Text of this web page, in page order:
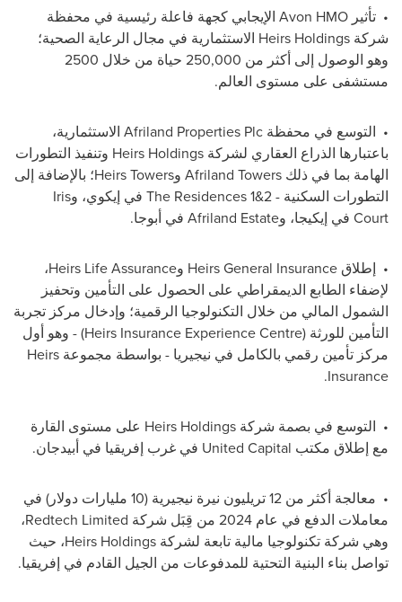
• تأثير Avon HMO الإيجابي كجهة فاعلة رئيسية في محفظة
شركة Heirs Holdings الاستثمارية في مجال الرعاية الصحية؛
وهو الوصول إلى أكثر من 250,000 حياة من خلال 2500
مستشفى على مستوى العالم.
• التوسع في محفظة Afriland Properties Plc الاستثمارية،
باعتبارها الذراع العقاري لشركة Heirs Holdings وتنفيذ التطورات
الهامة بما في ذلك Afriland Towers وHeirs Towers؛ بالإضافة إلى
التطورات السكنية -The Residences 1&2 في إيكوي، وIris
Court في إيكيجا، وAfriland Estate في أبوجا.
• إطلاقHeirs General Insurance وHeirs Life Assurance،
لإضفاء الطابع الديمقراطي على الحصول على التأمين وتحفيز
الشمول المالي من خلال التكنولوجيا الرقمية؛ وإدخال مركز تجربة
التأمين للورثة (Heirs Insurance Experience Centre) - وهو أول
مركز تأمين رقمي بالكامل في نيجيريا - بواسطة مجموعة Heirs
Insurance
.
• التوسع في بصمة شركة Heirs Holdings على مستوى القارة
مع إطلاق مكتب United Capital في غرب إفريقيا في أبيدجان.
•
معالجة أكثر من 12 تريليون نيرة نيجيرية (10 مليارات دولار) في
معاملات الدفع في عام 2024 من قِبَل شركة
Redtech Limited،
وهي شركة تكنولوجيا مالية تابعة لشركة Heirs Holdings، حيث
تواصل بناء البنية التحتية للمدفوعات من الجيل القادم في إفريقيا.